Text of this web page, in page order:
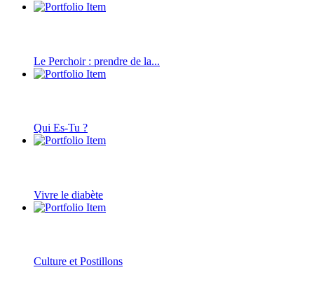
Le Perchoir : prendre de la...
Qui Es-Tu ?
Vivre le diabète
Culture et Postillons